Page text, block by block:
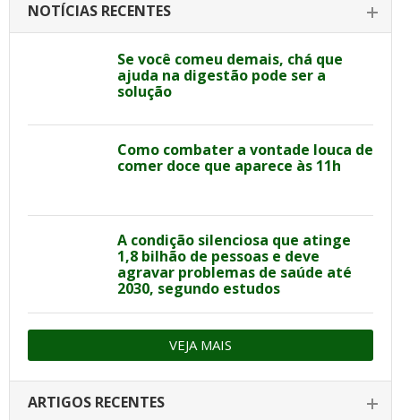
NOTÍCIAS RECENTES
Se você comeu demais, chá que
ajuda na digestão pode ser a
solução
Como combater a vontade louca de
comer doce que aparece às 11h
A condição silenciosa que atinge
1,8 bilhão de pessoas e deve
agravar problemas de saúde até
2030, segundo estudos
VEJA MAIS
ARTIGOS RECENTES